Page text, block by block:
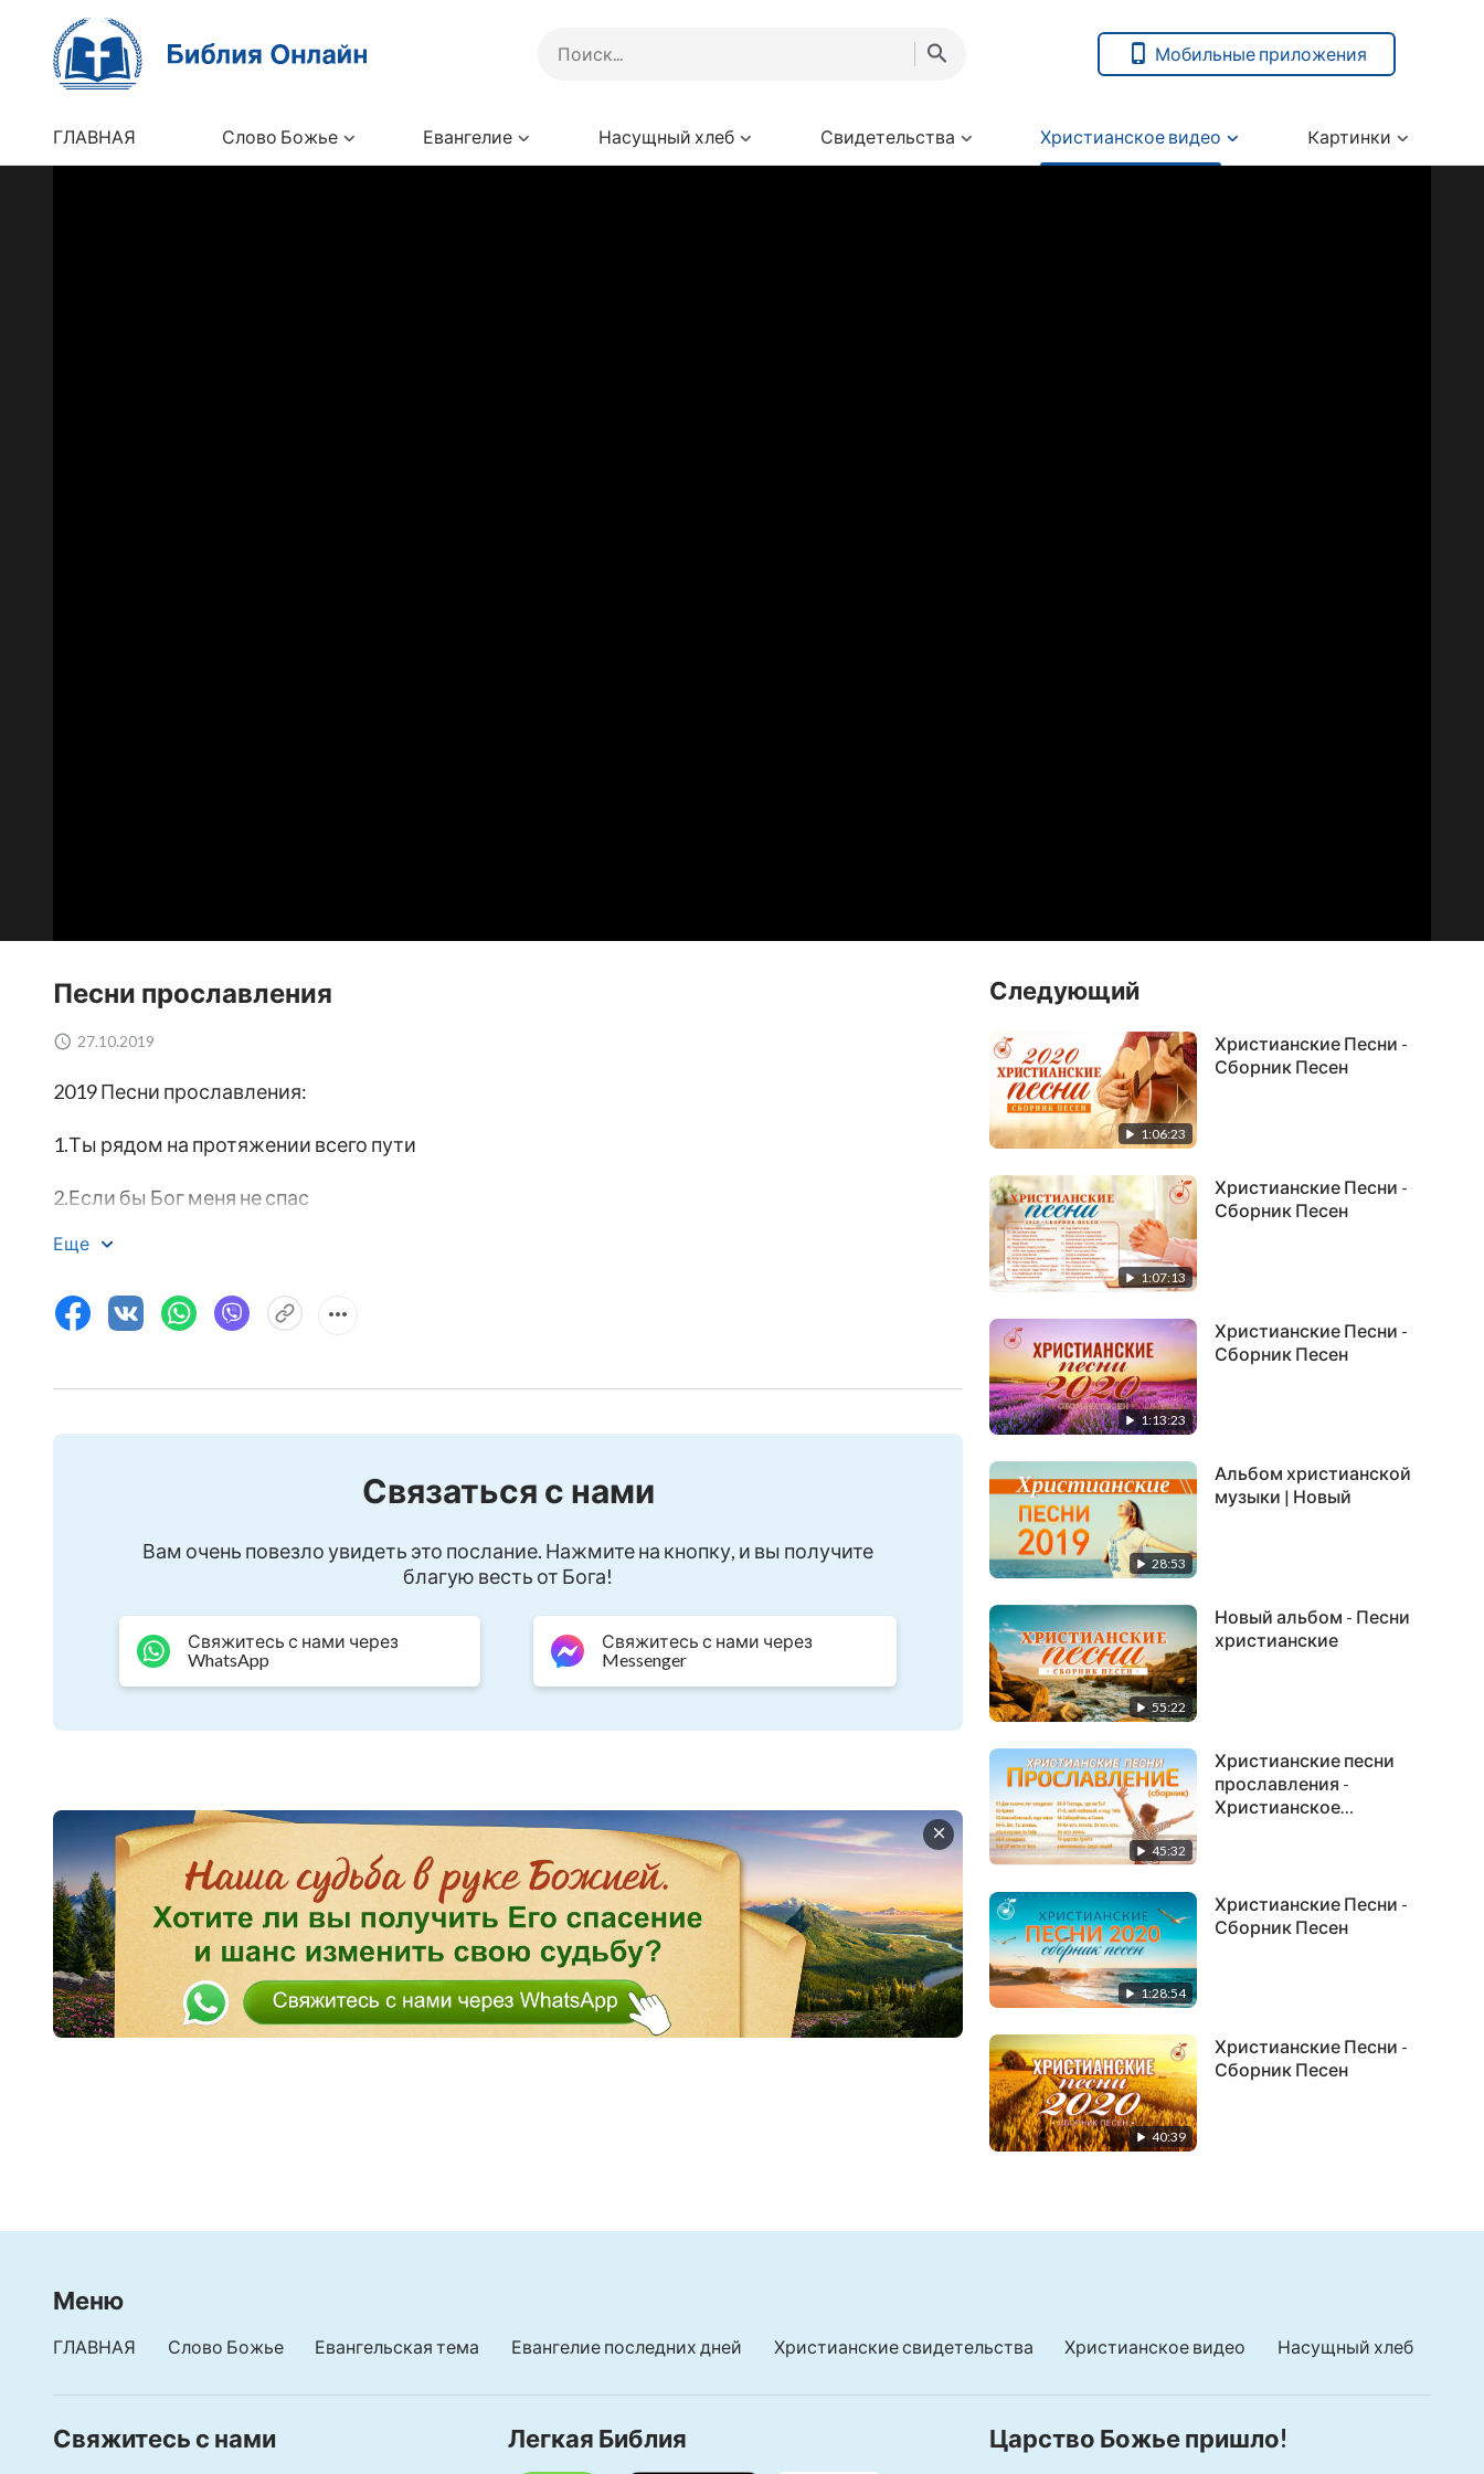
Мобильные приложения
ГЛАВНАЯ Слово Божье Евангелие Насущный хлеб Свидетельства Христианское видео Kартинки
Песни прославления
27.10.2019
2019 Песни прославления:
1.Ты рядом на протяжении всего пути
2.Если бы Бог меня не спас
3.Результат познания Бога
4.Будь ближе к Богу
10.Истинная любовь Бога
11.Голос сердца творения
12.Как обрести потерянное спасение вновь
14.Люди Царства Небесного
Вам так же может быть интересно:
Новый альбом - Песни христианские
Еще
Связаться с нами
Вам очень повезло увидеть это послание. Нажмите на кнопку, и вы получите
благую весть от Бога!
Свяжитесь с нами через
WhatsApp
Свяжитесь с нами через
Messenger
Следующий
1:06:23
Христианские Песни -
Сборник Песен
1:07:13
Христианские Песни -
Сборник Песен
1:13:23
Христианские Песни -
Сборник Песен
28:53
Альбом христианской
музыки | Новый
55:22
Новый альбом - Песни
христианские
45:32
Христианские песни
прославления -
Христианское
1:28:54
Христианские Песни -
Сборник Песен
40:39
Христианские Песни -
Сборник Песен
Меню
ГЛАВНАЯ Слово Божье Евангельская тема Евангелие последних дней Христианские свидетельства Христианское видео Насущный хлеб
Свяжитесь с нами Легкая Библия Царство Божье пришло!